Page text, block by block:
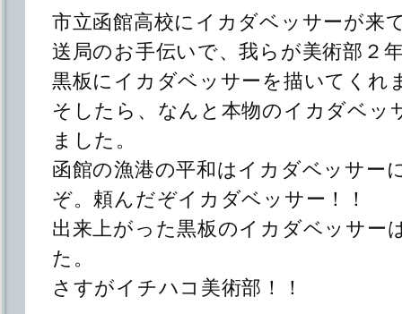
市立函館高校にイカダベッサーが来
送局のお手伝いで、我らが美術部２
黒板にイカダベッサーを描いてくれ
そしたら、なんと本物のイカダベッ
ました。
函館の漁港の平和はイカダベッサー
ぞ。頼んだぞイカダベッサー！！
出来上がった黒板のイカダベッサー
た。
さすがイチハコ美術部！！